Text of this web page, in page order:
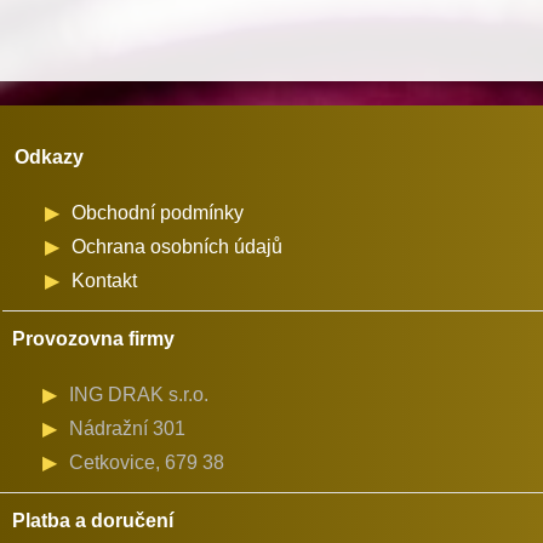
Odkazy
Obchodní podmínky
Ochrana osobních údajů
Kontakt
Provozovna firmy
ING DRAK s.r.o.
Nádražní 301
Cetkovice, 679 38
Platba a doručení